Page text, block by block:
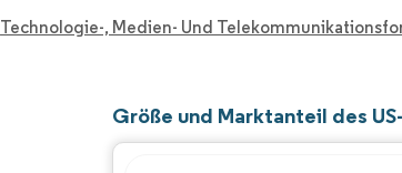
Technologie-, Medien- Und
Größe und Marktanteil des